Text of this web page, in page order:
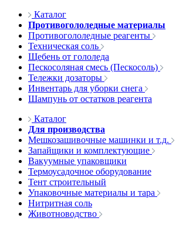
Каталог
Противогололедные материалы
Противогололедные реагенты
Техническая соль
Щебень от гололеда
Пескосоляная смесь (Пескосоль)
Тележки дозаторы
Инвентарь для уборки снега
Шампунь от остатков реагента
Каталог
Для производства
Мешкозашивочные машинки и т.д.
Запайщики и комплектующие
Вакуумные упаковщики
Термоусадочное оборудование
Тент строительный
Упаковочные материалы и тара
Нитритная соль
Животноводство